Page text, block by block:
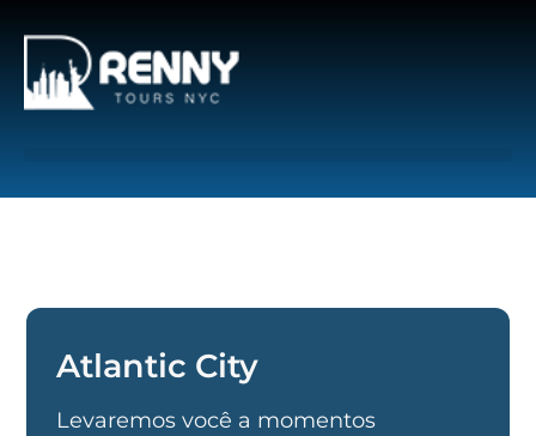
Atlantic City​
Levaremos você a momentos